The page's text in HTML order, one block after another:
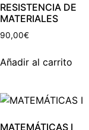
RESISTENCIA DE
MATERIALES
90,00€
Añadir al carrito
MATEMÁTICAS I